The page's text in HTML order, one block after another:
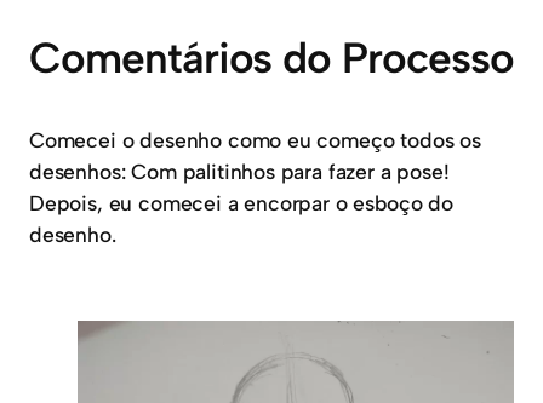
Comentários do Processo
Comecei o desenho como eu começo todos os
desenhos: Com palitinhos para fazer a pose!
Depois, eu comecei a encorpar o esboço do
desenho.